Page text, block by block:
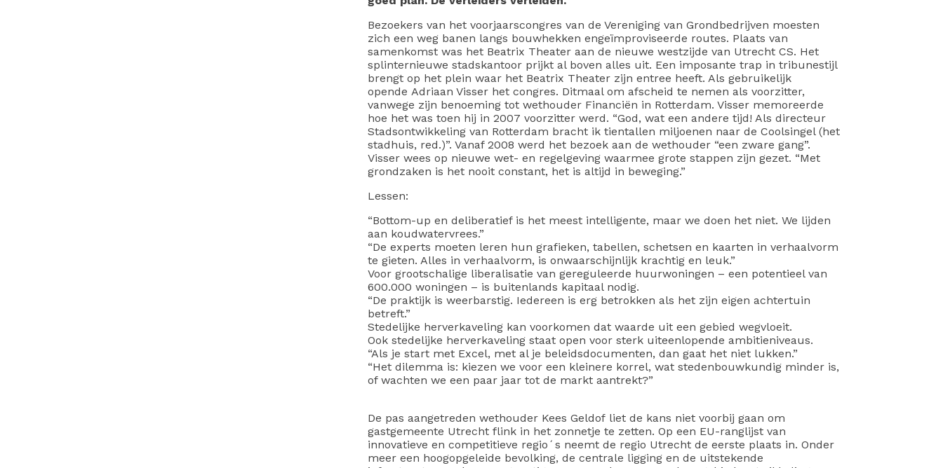
Bezoekers van het voorjaarscongres van de Vereniging van Grondbedrijven moesten
zich een weg banen langs bouwhekken engeïmproviseerde routes. Plaats van
samenkomst was het Beatrix Theater aan de nieuwe westzijde van Utrecht CS. Het
splinternieuwe stadskantoor prijkt al boven alles uit. Een imposante trap in tribunestijl
brengt op het plein waar het Beatrix Theater zijn entree heeft. Als gebruikelijk
opende Adriaan Visser het congres. Ditmaal om afscheid te nemen als voorzitter,
vanwege zijn benoeming tot wethouder Financiën in Rotterdam. Visser memoreerde
hoe het was toen hij in 2007 voorzitter werd. “God, wat een andere tijd! Als directeur
Stadsontwikkeling van Rotterdam bracht ik tientallen miljoenen naar de Coolsingel (het
stadhuis, red.)”. Vanaf 2008 werd het bezoek aan de wethouder “een zware gang”.
Visser wees op nieuwe wet- en regelgeving waarmee grote stappen zijn gezet. “Met
grondzaken is het nooit constant, het is altijd in beweging.”
Lessen:
“Bottom-up en deliberatief is het meest intelligente, maar we doen het niet. We lijden
aan koudwatervrees.”
“De experts moeten leren hun grafieken, tabellen, schetsen en kaarten in verhaalvorm
te gieten. Alles in verhaalvorm, is onwaarschijnlijk krachtig en leuk.”
Voor grootschalige liberalisatie van gereguleerde huurwoningen – een potentieel van
600.000 woningen – is buitenlands kapitaal nodig.
“De praktijk is weerbarstig. Iedereen is erg betrokken als het zijn eigen achtertuin
betreft.”
Stedelijke herverkaveling kan voorkomen dat waarde uit een gebied wegvloeit.
Ook stedelijke herverkaveling staat open voor sterk uiteenlopende ambitieniveaus.
“Als je start met Excel, met al je beleidsdocumenten, dan gaat het niet lukken.”
“Het dilemma is: kiezen we voor een kleinere korrel, wat stedenbouwkundig minder is,
of wachten we een paar jaar tot de markt aantrekt?”
De pas aangetreden wethouder Kees Geldof liet de kans niet voorbij gaan om
gastgemeente Utrecht flink in het zonnetje te zetten. Op een EU-ranglijst van
innovatieve en competitieve regio´s neemt de regio Utrecht de eerste plaats in. Onder
meer een hoogopgeleide bevolking, de centrale ligging en de uitstekende